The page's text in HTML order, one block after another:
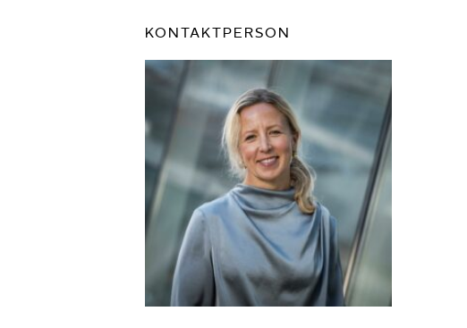
Om oss
Kontakt
Pressrum
Mina sidor
Privat Vårdfakta
KONTAKTPERSON